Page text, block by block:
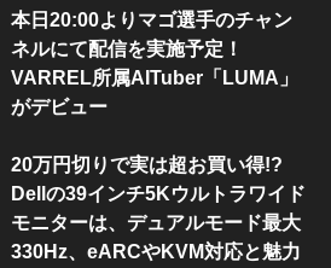
本日20:00よりマゴ選手のチャン
ネルにて配信を実施予定！
VARREL所属AITuber「LUMA」
がデビュー
20万円切りで実は超お買い得!?
Dellの39インチ5Kウルトラワイド
モニターは、デュアルモード最大
330Hz、eARCやKVM対応と魅力